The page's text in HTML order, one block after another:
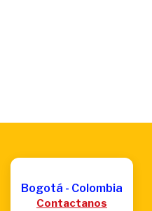
Bogotá - Colombia
Contactanos